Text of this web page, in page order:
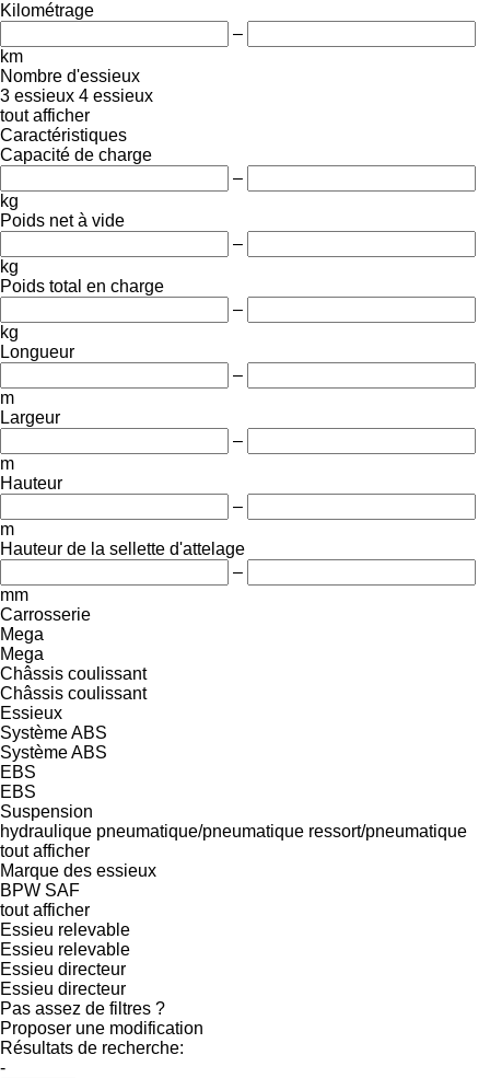
Kilométrage
–
km
Nombre d'essieux
3 essieux 4 essieux
tout afficher
Caractéristiques
Capacité de charge
–
kg
Poids net à vide
–
kg
Poids total en charge
–
kg
Longueur
–
m
Largeur
–
m
Hauteur
–
m
Hauteur de la sellette d'attelage
–
mm
Carrosserie
Mega
Mega
Châssis coulissant
Châssis coulissant
Essieux
Système ABS
Système ABS
EBS
EBS
Suspension
hydraulique pneumatique/pneumatique ressort/pneumatique
tout afficher
Marque des essieux
BPW SAF
tout afficher
Essieu relevable
Essieu relevable
Essieu directeur
Essieu directeur
Pas assez de filtres ?
Proposer une modification
Résultats de recherche:
-